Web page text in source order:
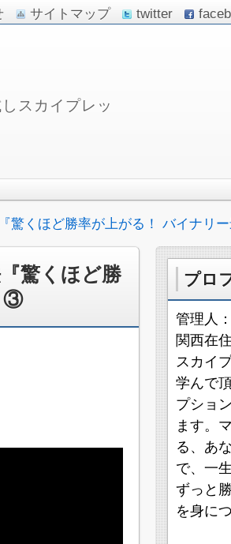
サイトマップ twitter
スカイプレッ
くほど勝率が上がる！ バイナリ
驚くほど勝
③
プロ
管理人
関西在
スカイ
学んで
プショ
ます。
る、あ
で、一
ずっと
を身に